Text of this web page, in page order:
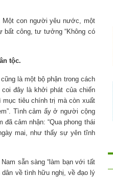
Một con người yêu nước, một
bất công, tư tưởng “Không có
tộc.
là một bộ phận trong cách
đây là khởi phát của chiến
tiêu chính trị mà còn xuất
Tình cảm ấy ở người cộng
cảm nhận: “Qua phong thái
mai, như thấy sự yên tĩnh
sẵn sàng “làm bạn với tất
về tình hữu nghị, về đạo lý